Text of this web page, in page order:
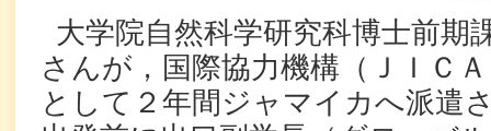
大学院自然科学研究科博士前期
さんが，国際協力機構（ＪＩＣ
として２年間ジャマイカへ派遣